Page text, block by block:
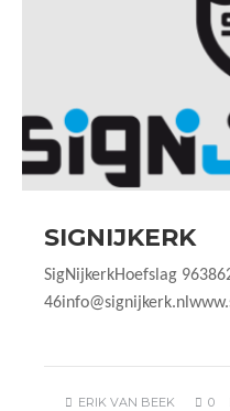
SIGNIJKERK
SigNijkerkHoefslag
ERIK VAN BEEK 0